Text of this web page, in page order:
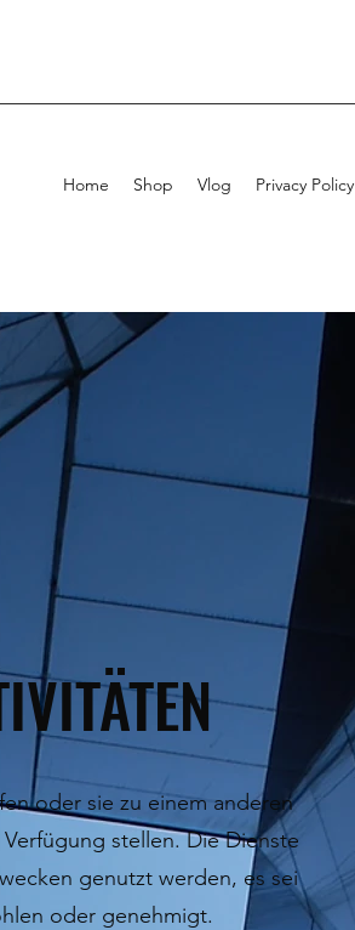
Home Shop Vlog Privacy Policy
oder sie zu einem anderen
stellen. Die Dienste
genutzt werden, es sei
oder genehmigt.